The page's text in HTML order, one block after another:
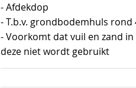
- Afdekdop
- T.b.v. grondbodemhuls rond
- Voorkomt dat vuil en zand
deze niet wordt gebruikt